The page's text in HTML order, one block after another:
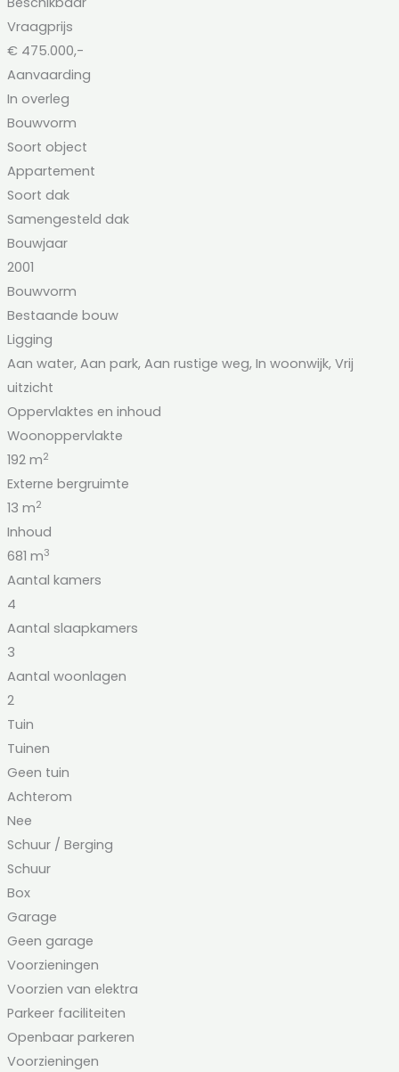
Vraagprijs
€ 475.000,-
Aanvaarding
In overleg
Bouwvorm
Soort object
Appartement
Soort dak
Samengesteld dak
Bouwjaar
2001
Bouwvorm
Bestaande bouw
Ligging
Aan water, Aan park, Aan rustige weg, In woonwijk, Vrij
uitzicht
Oppervlaktes en inhoud
Woonoppervlakte
192 m2
Externe bergruimte
13 m2
Inhoud
681 m3
Aantal kamers
4
Aantal slaapkamers
3
Aantal woonlagen
2
Tuin
Tuinen
Geen tuin
Achterom
Nee
Schuur / Berging
Schuur
Box
Garage
Geen garage
Voorzieningen
Voorzien van elektra
Parkeer faciliteiten
Openbaar parkeren
Voorzieningen